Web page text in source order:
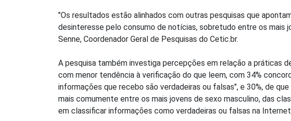
"Os resultados estão alinhados com outras pesquisas que
desinteresse pelo consumo de notícias, sobretudo entre os mais
Senne, Coordenador Geral de Pesquisas do Cetic.br.
A pesquisa também investiga percepções em relação a práticas
com menor tendência à verificação do que leem, com 34%
informações que recebo são verdadeiras ou falsas", e 30%, de
mais comumente entre os mais jovens de sexo masculino, das
em classificar informações como verdadeiras ou falsas na